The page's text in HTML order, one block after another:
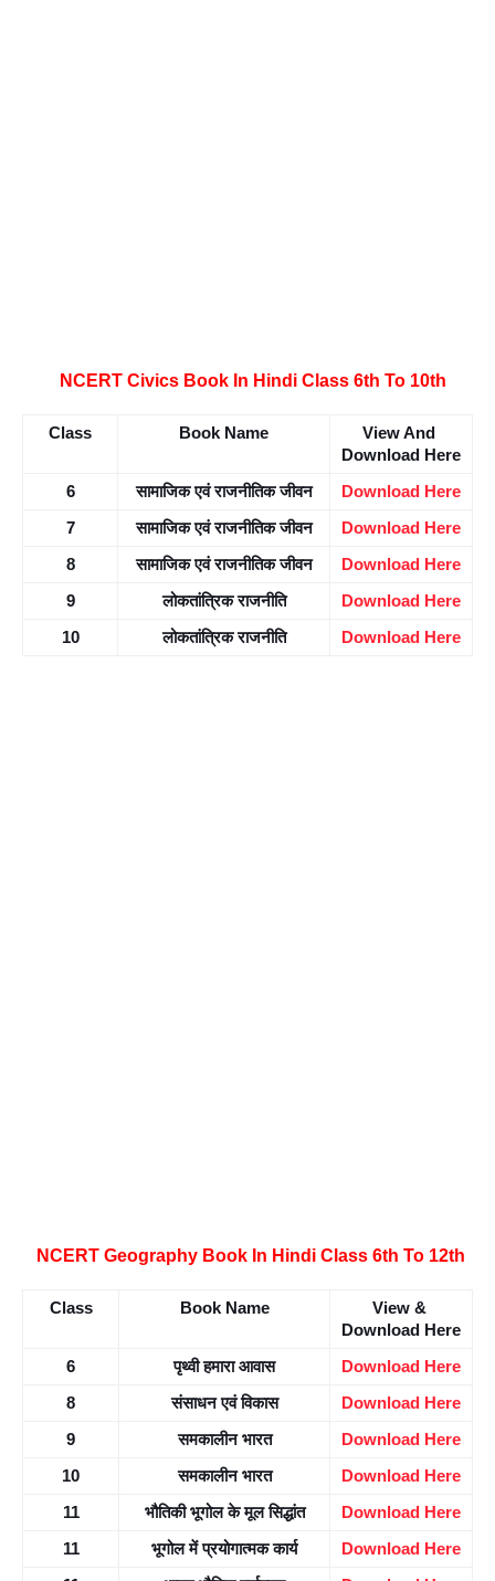
NCERT Civics Book In Hindi Class 6th To 10th
Class Book Name
View And
Download Here
6 सामाजिक एवं राजनीतिक जीवन Download Here
7 सामाजिक एवं राजनीतिक जीवन Download Here
8 सामाजिक एवं राजनीतिक जीवन Download Here
9 लोकतांत्रिक राजनीति Download Here
10 लोकतांत्रिक राजनीति Download Here
NCERT Geography Book In Hindi Class 6th To 12th
Class Book Name
View &
Download Here
6 पृथ्वी हमारा आवास Download Here
8 संसाधन एवं विकास Download Here
9 समकालीन भारत Download Here
10 समकालीन भारत Download Here
11 भौतिकी भूगोल के मूल सिद्धांत Download Here
11 भूगोल में प्रयोगात्मक कार्य Download Here